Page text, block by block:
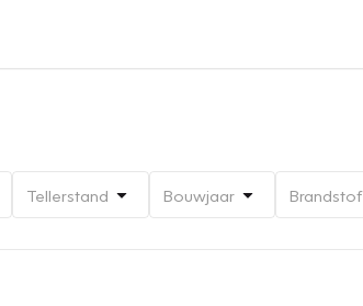
Tellerstand Bouwjaar Brandstof